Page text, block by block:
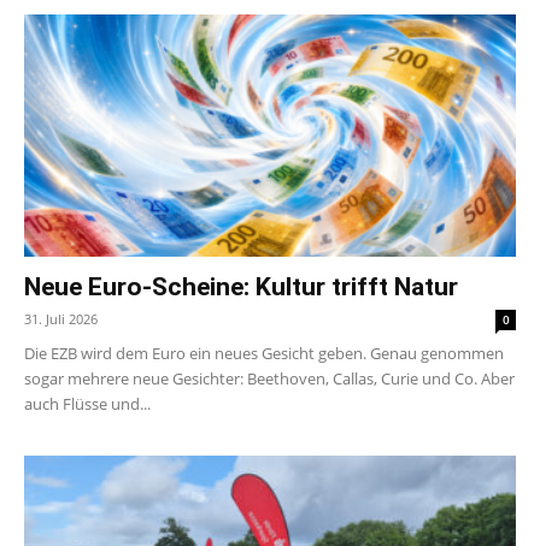
Neue Euro-Scheine: Kultur trifft Natur
31. Juli 2026 0
Die EZB wird dem Euro ein neues Gesicht geben. Genau genommen
sogar mehrere neue Gesichter: Beethoven, Callas, Curie und Co. Aber
auch Flüsse und...